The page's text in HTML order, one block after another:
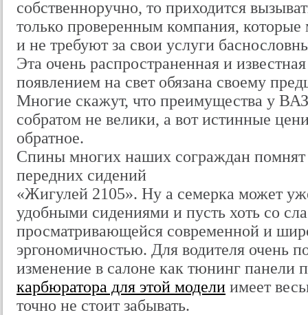
собственноручно, то приходится
только проверенным компания,
и не требуют за свои услуги
Эта очень распространенная и
появлением на свет обязана своему
Многие скажут, что преимущества у
собратом не велики, а вот истинные
обратное.
Спины многих наших сограждан помнят
передних сидений
«Жигулей 2105». Ну а семерка может
удобными сидениями и пусть хоть со
просматривающейся современной и
эргономичностью. Для водителя очень
изменение в салоне как тюнинг панели
карбюратора для этой модели имеет
точно не стоит забывать.